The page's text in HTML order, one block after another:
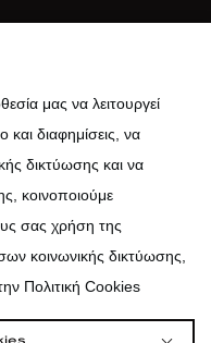
μας να λειτουργεί
διαφημίσεις, να
δικτύωσης και να
κοινοποιούμε
σας χρήση της
κοινωνικής δικτύωσης,
Πολιτική Cookies